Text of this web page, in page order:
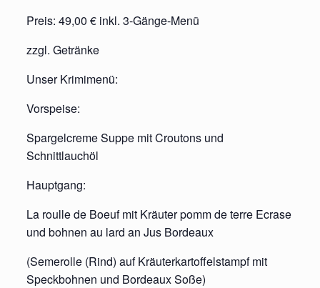
Preis: 49,00 € inkl. 3-Gänge-Menü
zzgl. Getränke
Unser Krimimenü:
Vorspeise:
Spargelcreme Suppe mit Croutons und
Schnittlauchöl
Hauptgang:
La roulle de Boeuf mit Kräuter pomm de terre Ecrase
und bohnen au lard an Jus Bordeaux
(Semerolle (Rind) auf Kräuterkartoffelstampf mit
Speckbohnen und Bordeaux Soße)